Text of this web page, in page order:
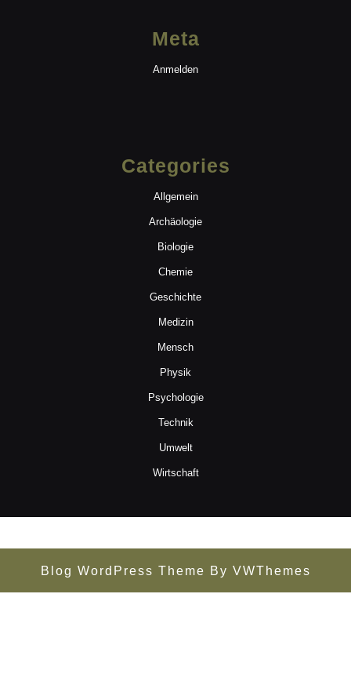
Meta
Anmelden
Categories
Allgemein
Archäologie
Biologie
Chemie
Geschichte
Medizin
Mensch
Physik
Psychologie
Technik
Umwelt
Wirtschaft
Blog WordPress Theme By VWThemes